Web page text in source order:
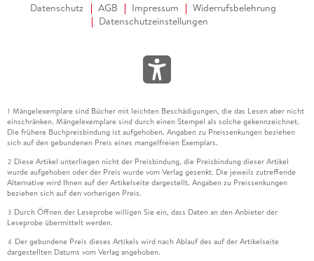
Datenschutz AGB Impressum
Widerrufsbelehrung
Datenschutzeinstellungen
1 Mängelexemplare sind Bücher mit leichten Beschädigungen, die das Lesen aber nicht
einschränken. Mängelexemplare sind durch einen Stempel als solche gekennzeichnet.
Die frühere Buchpreisbindung ist aufgehoben. Angaben zu Preissenkungen beziehen
sich auf den gebundenen Preis eines mangelfreien Exemplars.
2 Diese Artikel unterliegen nicht der Preisbindung, die Preisbindung dieser Artikel
wurde aufgehoben oder der Preis wurde vom Verlag gesenkt. Die jeweils zutreffende
Alternative wird Ihnen auf der Artikelseite dargestellt. Angaben zu Preissenkungen
beziehen sich auf den vorherigen Preis.
3 Durch Öffnen der Leseprobe willigen Sie ein, dass Daten an den Anbieter der
Leseprobe übermittelt werden.
4 Der gebundene Preis dieses Artikels wird nach Ablauf des auf der Artikelseite
dargestellten Datums vom Verlag angehoben.